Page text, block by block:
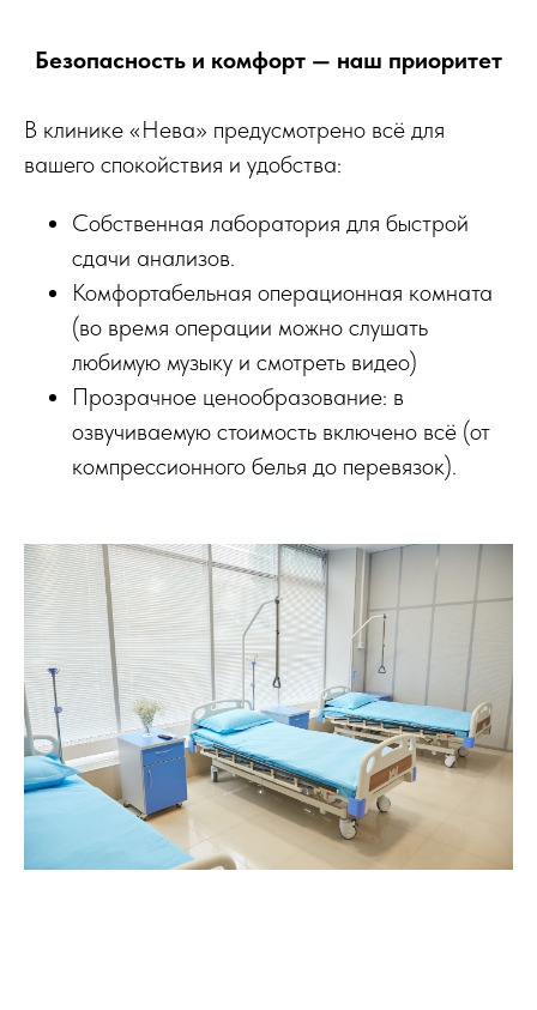
Безопасность и комфорт — наш приоритет
В клинике «Нева» предусмотрено всё для
вашего спокойствия и удобства:
Собственная лаборатория для быстрой
сдачи анализов.
Комфортабельная операционная комната
(во время операции можно слушать
любимую музыку и смотреть видео)
Прозрачное ценообразование: в
озвучиваемую стоимость включено всё (от
компрессионного белья до перевязок).